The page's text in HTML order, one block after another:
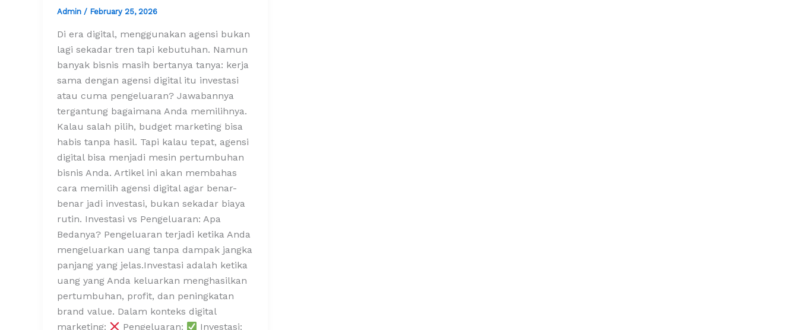
Admin / February 25, 2026
Di era digital, menggunakan agensi bukan
lagi sekadar tren tapi kebutuhan. Namun
banyak bisnis masih bertanya tanya: kerja
sama dengan agensi digital itu investasi
atau cuma pengeluaran? Jawabannya
tergantung bagaimana Anda memilihnya.
Kalau salah pilih, budget marketing bisa
habis tanpa hasil. Tapi kalau tepat, agensi
digital bisa menjadi mesin pertumbuhan
bisnis Anda. Artikel ini akan membahas
cara memilih agensi digital agar benar-
benar jadi investasi, bukan sekadar biaya
rutin. Investasi vs Pengeluaran: Apa
Bedanya? Pengeluaran terjadi ketika Anda
mengeluarkan uang tanpa dampak jangka
panjang yang jelas.Investasi adalah ketika
uang yang Anda keluarkan menghasilkan
pertumbuhan, profit, dan peningkatan
brand value. Dalam konteks digital
marketing:
Pengeluaran:
Investasi: